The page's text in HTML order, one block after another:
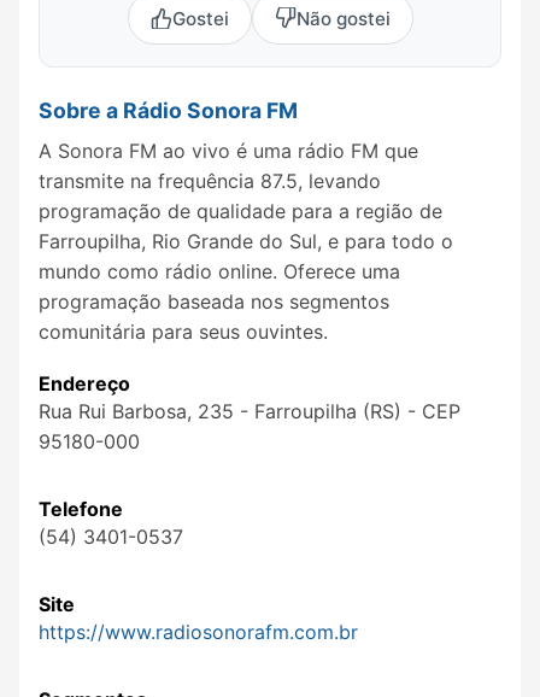
Gostei Não gostei
Sobre a Rádio Sonora FM
A Sonora FM ao vivo é uma rádio FM que
transmite na frequência 87.5, levando
programação de qualidade para a região de
Farroupilha, Rio Grande do Sul, e para todo o
mundo como rádio online. Oferece uma
programação baseada nos segmentos
comunitária para seus ouvintes.
Endereço
Rua Rui Barbosa, 235 - Farroupilha (RS) - CEP
95180-000
Telefone
(54) 3401-0537
Site
https://www.radiosonorafm.com.br